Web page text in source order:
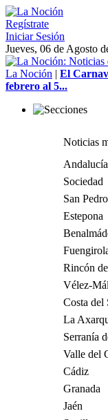
Regístrate
Iniciar Sesión
Jueves, 06 de Agosto
La Noción | El
febrero al 5...
Noticias
Sociedad
San
Estepona
Rincón
Vélez-
Costa del
La
Serranía
Valle del
Cádiz
Granada
Jaén